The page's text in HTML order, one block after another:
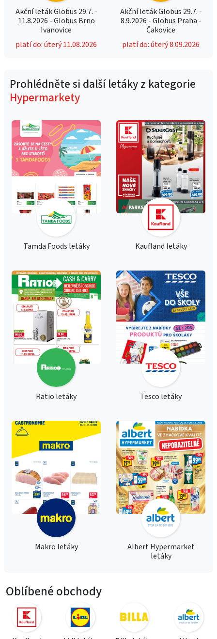
Akční leták Globus 29.7. -
11.8.2026 - Globus Brno
Ivanovice
platí do: úterý 11.08.2026
Akční leták Globus 29.7. -
8.9.2026 - Globus Praha -
Čakovice
platí do: úterý 8.09.2026
Prohlédněte si další letáky z kategorie
Hypermarkety
Tamda Foods letáky Kaufland letáky
Ratio letáky Tesco letáky
Makro letáky
Albert Hypermarket
letáky
Oblíbené obchody